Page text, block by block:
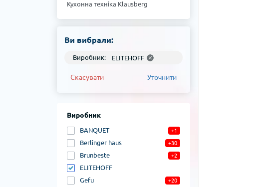
Кухонна техніка Klausberg
Кухонна техніка Brunbeste
Ви вибрали:
Виробник: ELITEHOFF
Скасувати Уточнити
Виробник
BANQUET +1
Berlinger haus +30
Brunbeste +2
ELITEHOFF
Gefu
+20